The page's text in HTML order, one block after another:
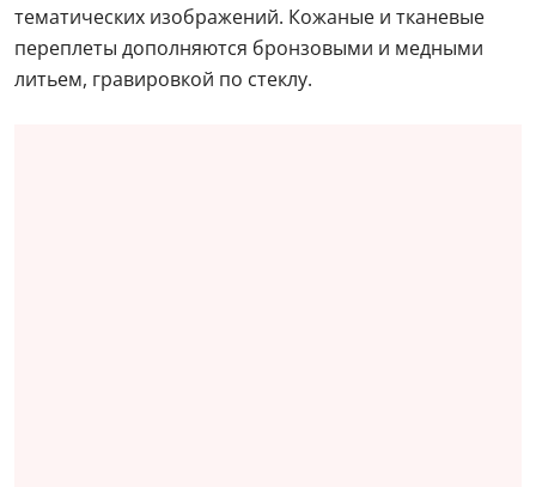
тематических изображений. Кожаные и тканевые
переплеты дополняются бронзовыми и медными
литьем, гравировкой по стеклу.